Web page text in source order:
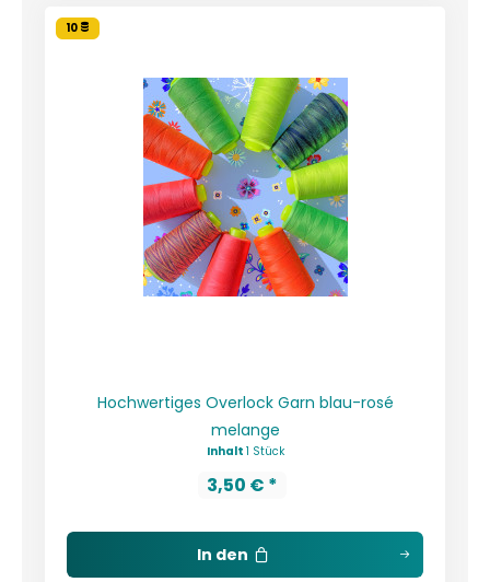
10
Hochwertiges Overlock Garn blau-rosé
melange
Inhalt 1 Stück
3,50 € *
In den